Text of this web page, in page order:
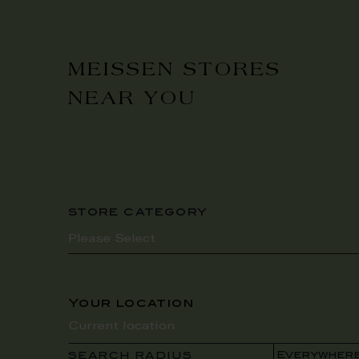
MEISSEN STORES
NEAR YOU
store category
Your location
SEARCH RADIUS